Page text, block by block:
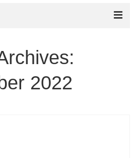
2022